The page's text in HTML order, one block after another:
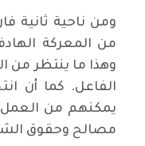
ومن ناحية ثانية
من المعركة
وهذا ما ينتظر من
الفاعل. كما أن
يمكنهم من
مصالح وحقوق